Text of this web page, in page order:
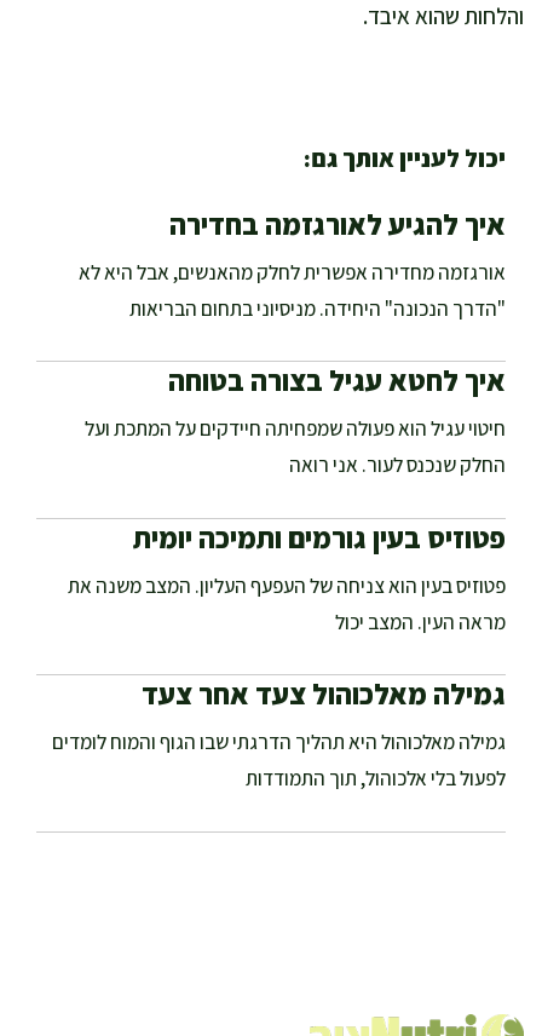
והלחות שהוא איבד.
יכול לעניין אותך גם:
איך להגיע לאורגזמה בחדירה
אורגזמה מחדירה אפשרית לחלק מהאנשים, אבל היא לא
"הדרך הנכונה" היחידה. מניסיוני בתחום הבריאות
איך לחטא עגיל בצורה בטוחה
חיטוי עגיל הוא פעולה שמפחיתה חיידקים על המתכת ועל
החלק שנכנס לעור. אני רואה
פטוזיס בעין גורמים ותמיכה יומית
פטוזיס בעין הוא צניחה של העפעף העליון. המצב משנה את
מראה העין. המצב יכול
גמילה מאלכוהול צעד אחר צעד
גמילה מאלכוהול היא תהליך הדרגתי שבו הגוף והמוח לומדים
לפעול בלי אלכוהול, תוך התמודדות